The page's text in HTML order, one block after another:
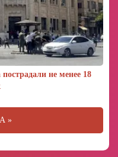
не менее 18
»